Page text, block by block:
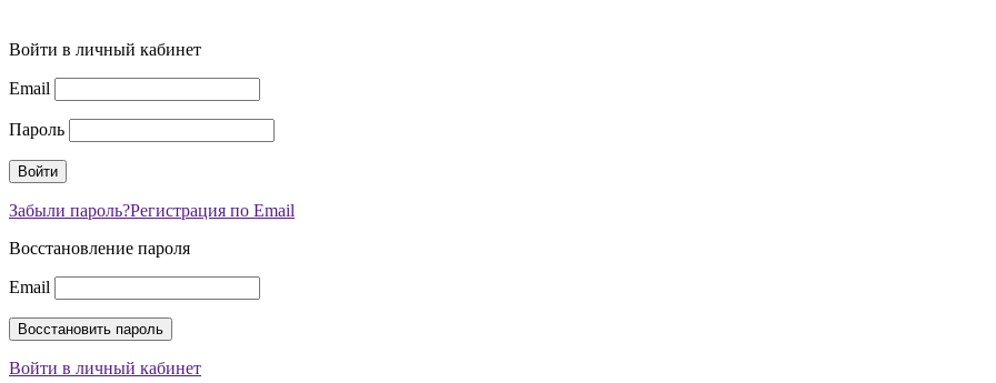
Войти в личный кабинет
Email
Пароль
Забыли пароль?Регистрация по Email
Восстановление пароля
Email
Войти в личный кабинет